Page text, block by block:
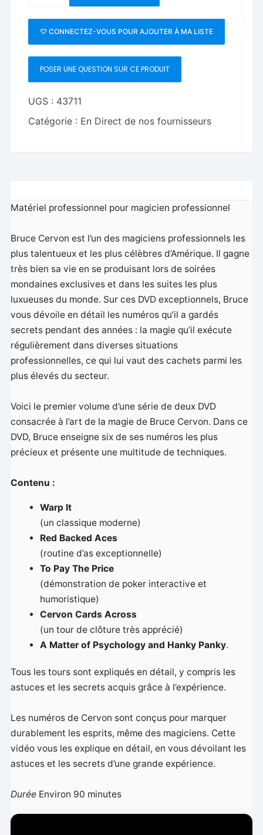
Cervon
Vol.
1
Bruce
Cervon
DVD
♡ CONNECTEZ-VOUS POUR AJOUTER À MA LISTE
POSER UNE QUESTION SUR CE PRODUIT
UGS : 43711
Catégorie : En Direct de nos fournisseurs
Matériel professionnel pour magicien professionnel
Bruce Cervon est l’un des magiciens professionnels les
plus talentueux et les plus célèbres d’Amérique. Il gagne
très bien sa vie en se produisant lors de soirées
mondaines exclusives et dans les suites les plus
luxueuses du monde. Sur ces DVD exceptionnels, Bruce
vous dévoile en détail les numéros qu’il a gardés
secrets pendant des années : la magie qu’il exécute
régulièrement dans diverses situations
professionnelles, ce qui lui vaut des cachets parmi les
plus élevés du secteur.
Voici le premier volume d’une série de deux DVD
consacrée à l’art de la magie de Bruce Cervon. Dans ce
DVD, Bruce enseigne six de ses numéros les plus
précieux et présente une multitude de techniques.
Contenu :
Warp It
(un classique moderne)
Red Backed Aces
(routine d’as exceptionnelle)
To Pay The Price
(démonstration de poker interactive et
humoristique)
Cervon Cards Across
(un tour de clôture très apprécié)
A Matter of Psychology and Hanky ​​Panky.
Tous les tours sont expliqués en détail, y compris les
astuces et les secrets acquis grâce à l’expérience.
Les numéros de Cervon sont conçus pour marquer
durablement les esprits, même des magiciens. Cette
vidéo vous les explique en détail, en vous dévoilant les
astuces et les secrets d’une grande expérience.
Durée Environ 90 minutes